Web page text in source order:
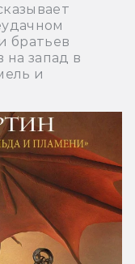
братьев
на запад в
и